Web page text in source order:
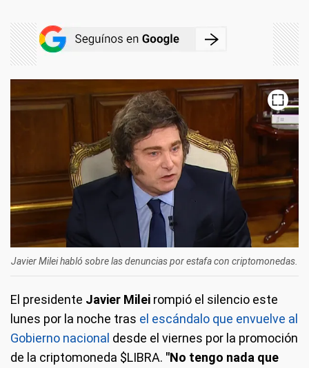
Javier Milei habló sobre las denuncias por estafa con criptomonedas.
El presidente Javier Milei rompió el silencio este
lunes por la noche tras el escándalo que envuelve al
Gobierno nacional desde el viernes por la promoción
de la criptomoneda $LIBRA. "No tengo nada que